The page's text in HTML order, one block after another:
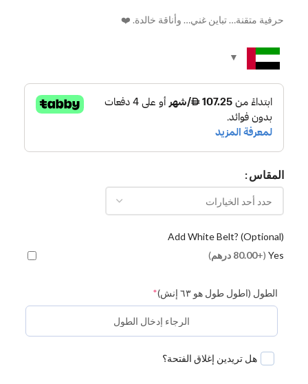
حرفية متقنة… تباين غني… وأناقة خالدة. ❤️
المقاس
Add White Belt? (Optional)
Yes
(+
80.00 درهم)
الطول (اطول طول هو ٦٣ إنش) *
هل تريدين إغلاق الفتحة؟